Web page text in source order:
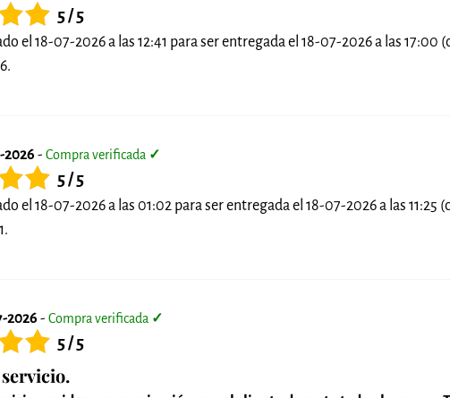
5 / 5
el 18-07-2026 a las 12:41 para ser entregada el 18-07-2026 a las
2026 - Compra verificada ✓
5 / 5
el 18-07-2026 a las 01:02 para ser entregada el 18-07-2026 a las 11:25
2026 - Compra verificada ✓
5 / 5